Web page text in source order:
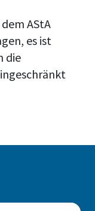
AStA
es ist
die